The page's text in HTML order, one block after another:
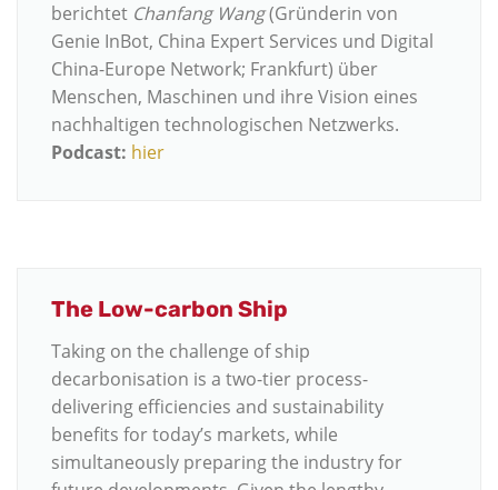
berichtet Chanfang Wang(Gründerin von
Genie InBot, China Expert Services und Digital
China-Europe Network; Frankfurt) über
Menschen, Maschinen und ihre Vision eines
nachhaltigen technologischen Netzwerks.
Podcast: hier
The Low-carbon Ship
Taking on the challenge of ship
decarbonisation is a two-tier process-
delivering efficiencies and sustainability
benefits for today’s markets, while
simultaneously preparing the industry for